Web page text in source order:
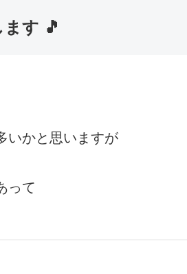
す 🎵
いかと思いますが
って